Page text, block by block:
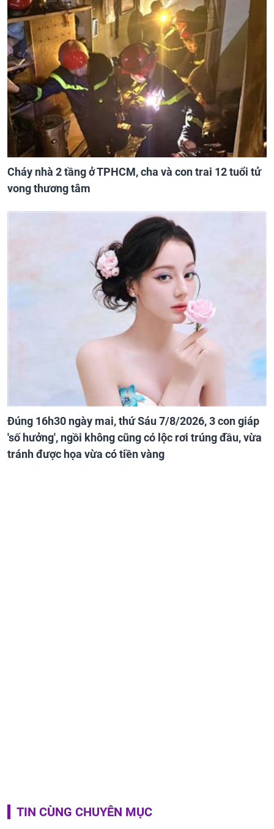
Cháy nhà 2 tầng ở TPHCM, cha và con trai 12 tuổi tử
vong thương tâm
Đúng 16h30 ngày mai, thứ Sáu 7/8/2026, 3 con giáp
'số hưởng', ngồi không cũng có lộc rơi trúng đầu, vừa
tránh được họa vừa có tiền vàng
TIN CÙNG CHUYÊN MỤC